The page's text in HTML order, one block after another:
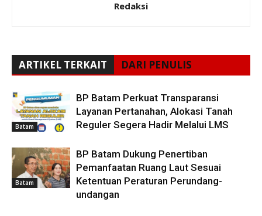
Redaksi
ARTIKEL TERKAIT DARI PENULIS
Batam
BP Batam Perkuat Transparansi
Layanan Pertanahan, Alokasi Tanah
Reguler Segera Hadir Melalui LMS
Batam
BP Batam Dukung Penertiban
Pemanfaatan Ruang Laut Sesuai
Ketentuan Peraturan Perundang-
undangan